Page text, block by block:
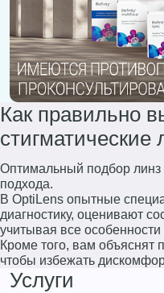
Как правильно
стигматические
Оптимальный подбор линз
подхода.
В OptiLens опытные
диагностику, оценивают
учитывая все
Кроме того, вам объяснят
чтобы избежать
Услуги